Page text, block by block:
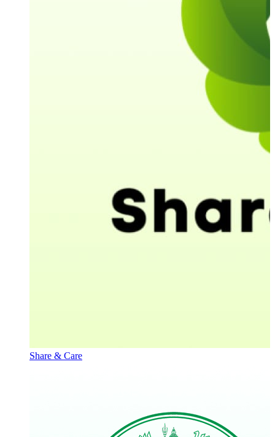
Share & Care